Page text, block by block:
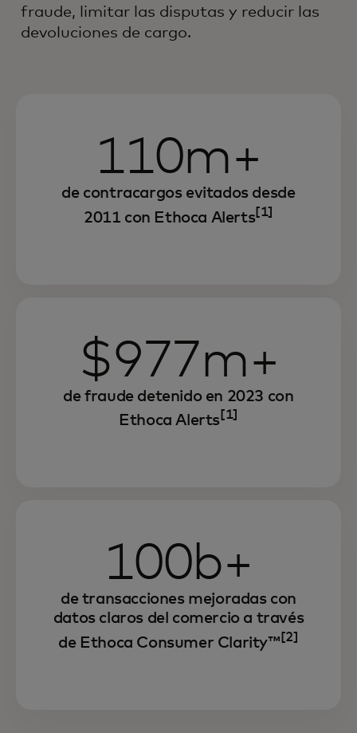
fraude, limitar las disputas y reducir las
devoluciones de cargo.
110m+
de contracargos evitados desde
2011 con Ethoca Alerts[1]
$977m+
de fraude detenido en 2023 con
Ethoca Alerts [1]
100b+
de transacciones mejoradas con
datos claros del comercio a través
de Ethoca Consumer Clarity™ [2]